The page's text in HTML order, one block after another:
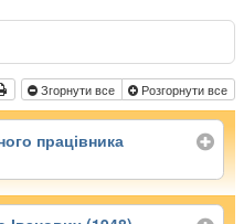
Згорнути все Розгорнути все
працівника